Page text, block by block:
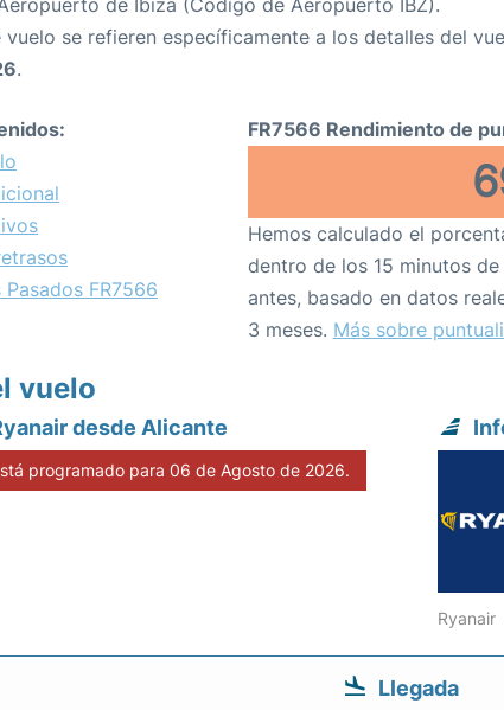
de Ibiza (Código de Aeropuerto IBZ).
vuelo se refieren específicamente a los detalles del
.
FR7566
FR7566 Rendimiento de
Hemos calculado el
dentro de los 15 minutos
antes, basado en datos
3 meses. Más sobre
vuelo
desde Alicante
programado para 06 de Agosto de 2026.
Ryanair
Llegada